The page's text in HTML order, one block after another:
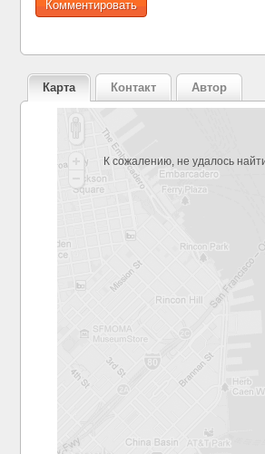
Карта Контакт Автор
К сожалению, не удалось